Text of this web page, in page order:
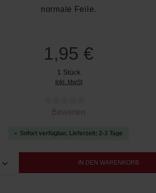
normale Feile.
1,95 €
1 Stück
Inkl. MwSt
von 0 von 5 Sternen
Bewerten
Sofort verfügbar, Lieferzeit: 2-3 Tage
Gib den gewünschten Wert
IN DEN WARENKORB